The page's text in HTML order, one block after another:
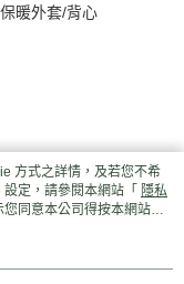
保暖外套/背心
方式之詳情，及若您不希
定，請參閱本網站「 隱私
同意本公司得按本網站使